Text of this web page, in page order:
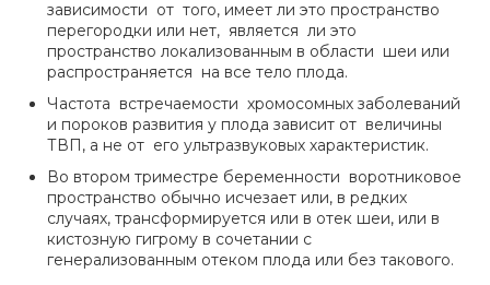
зависимости от того, имеет ли это пространство
перегородки или нет, является ли это
пространство локализованным в области шеи или
распространяется на все тело плода.
Частота встречаемости хромосомных заболеваний
и пороков развития у плода зависит от величины
ТВП, а не от его ультразвуковых характеристик.
Во втором триместре беременности воротниковое
пространство обычно исчезает или, в редких
случаях, трансформируется или в отек шеи, или в
кистозную гигрому в сочетании с
генерализованным отеком плода или без такового.